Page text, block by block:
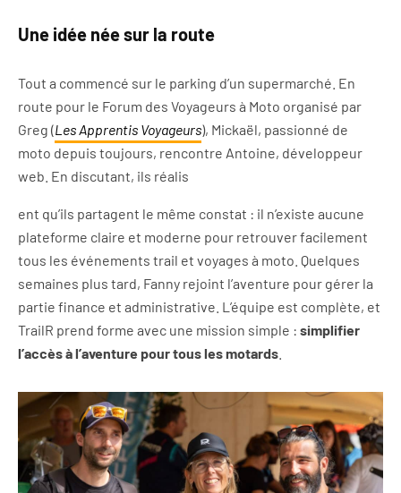
Une idée née sur la route
Tout a commencé sur le parking d’un supermarché. En
route pour le Forum des Voyageurs à Moto organisé par
Greg (Les Apprentis Voyageurs), Mickaël, passionné de
moto depuis toujours, rencontre Antoine, développeur
web. En discutant, ils réalis
ent qu’ils partagent le même constat : il n’existe aucune
plateforme claire et moderne pour retrouver facilement
tous les événements trail et voyages à moto. Quelques
semaines plus tard, Fanny rejoint l’aventure pour gérer la
partie finance et administrative. L’équipe est complète, et
TrailR prend forme avec une mission simple : simplifier
l’accès à l’aventure pour tous les motards